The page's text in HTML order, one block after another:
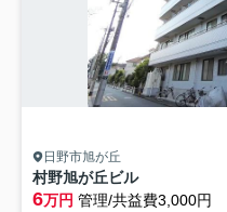
日野市旭が丘
村野旭が丘ビル
6万円 管理/共益費3,000円